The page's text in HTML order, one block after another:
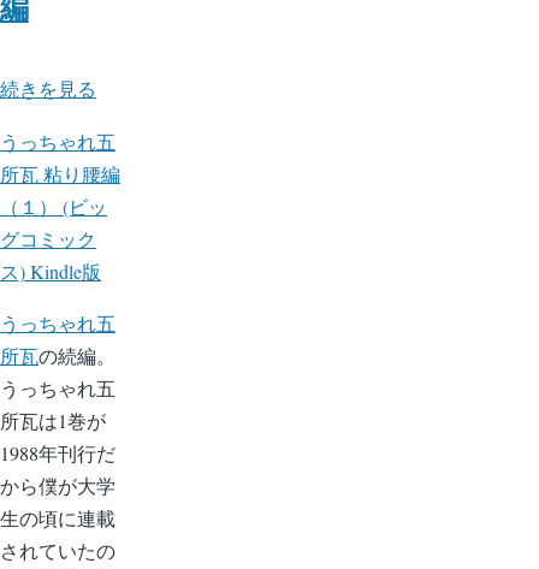
編
う
ち
ゃ
れ
五
所
瓦
粘
り
腰
編
の
続きを見る
うっちゃれ五
所瓦 粘り腰編
（１） (ビッ
グコミック
ス) Kindle版
うっちゃれ五
所瓦の続編。
うっちゃれ五
所瓦は1巻が
1988年刊行だ
から僕が大学
生の頃に連載
されていたの